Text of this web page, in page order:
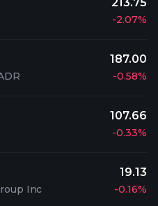
-2.07%
187.00
-0.58%
107.66
-0.33%
Inc
19.13
-0.16%